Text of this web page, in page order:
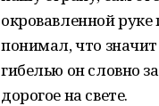
окровавленной
понимал, что
гибелью он словно
дорогое на свете.